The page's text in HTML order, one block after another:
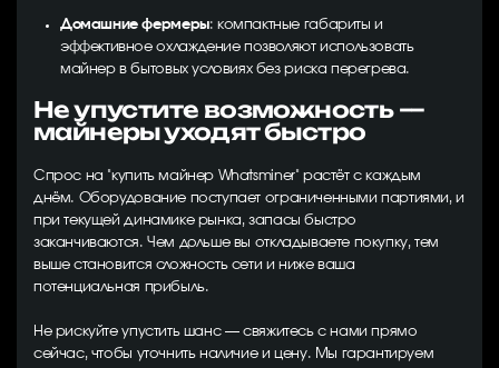
Домашние фермеры: компактные габариты и
эффективное охлаждение позволяют использовать
майнер в бытовых условиях без риска перегрева.
Не упустите возможность —
майнеры уходят быстро
Спрос на "купить майнер Whatsminer" растёт с каждым
днём. Оборудование поступает ограниченными партиями, и
при текущей динамике рынка, запасы быстро
заканчиваются. Чем дольше вы откладываете покупку, тем
выше становится сложность сети и ниже ваша
потенциальная прибыль.
Не рискуйте упустить шанс — свяжитесь с нами прямо
сейчас, чтобы уточнить наличие и цену. Мы гарантируем